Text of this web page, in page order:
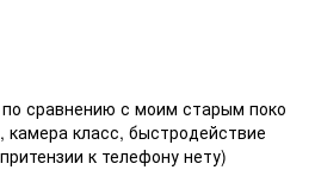
сравнению с моим старым поко
класс, быстродействие
к телефону нету)